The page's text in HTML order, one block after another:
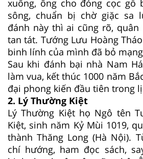
xuống, ông cho đóng cọc gỗ
sông, chuẩn bị chờ giặc sa
đánh này thì ai cũng rõ, quân
tan tát. Tướng Lưu Hoàng
binh lính của mình đã bỏ
Sau khi đánh bại nhà Nam
làm vua, kết thúc 1000 năm
đại phong kiến đầu tiên trong
2. Lý Thường Kiệt
Lý Thường Kiệt họ Ngô tên
Kiệt, sinh năm Kỷ Mùi 1019,
thành Thăng Long (Hà Nội).
chí hướng, ham đọc sách,